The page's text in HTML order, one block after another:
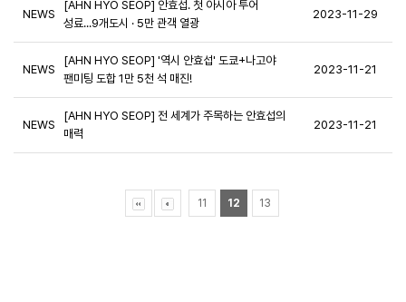
NEWS
[AHN HYO SEOP] 안효섭. 첫 아시아 투어
성료...9개도시 · 5만 관객 열광
2023-11-29
NEWS
[AHN HYO SEOP] '역시 안효섭' 도쿄+나고야
팬미팅 도합 1만 5천 석 매진!
2023-11-21
NEWS
[AHN HYO SEOP] 전 세계가 주목하는 안효섭의
매력
2023-11-21
11 12 13